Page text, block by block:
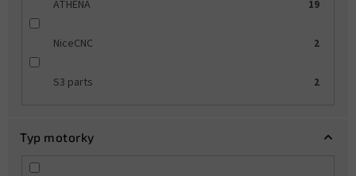
ATHENA 19
NiceCNC 2
S3 parts 2
Typ motorky